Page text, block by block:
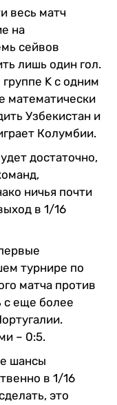
весь матч
на
сейвов
лишь один гол.
K с одним
математически
Узбекистан и
Колумбии.
достаточно,
ничья почти
в 1/16
турнире по
матча против
с еще более
– 0:5.
шансы
в 1/16
это